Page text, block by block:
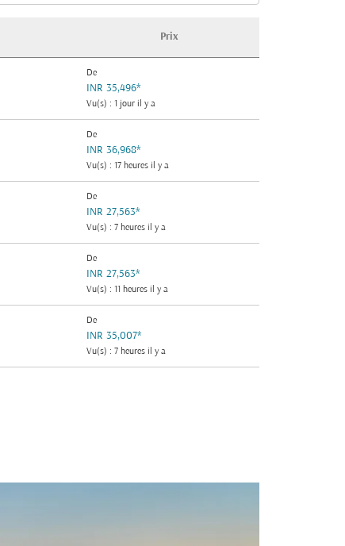
Prix
De
INR 35,496*
Vu(s) : 1 jour il y a
De
INR 36,968*
Vu(s) : 17 heures il y a
De
INR 27,563*
Vu(s) : 7 heures il y a
De
INR 27,563*
Vu(s) : 11 heures il y a
De
INR 35,007*
Vu(s) : 7 heures il y a